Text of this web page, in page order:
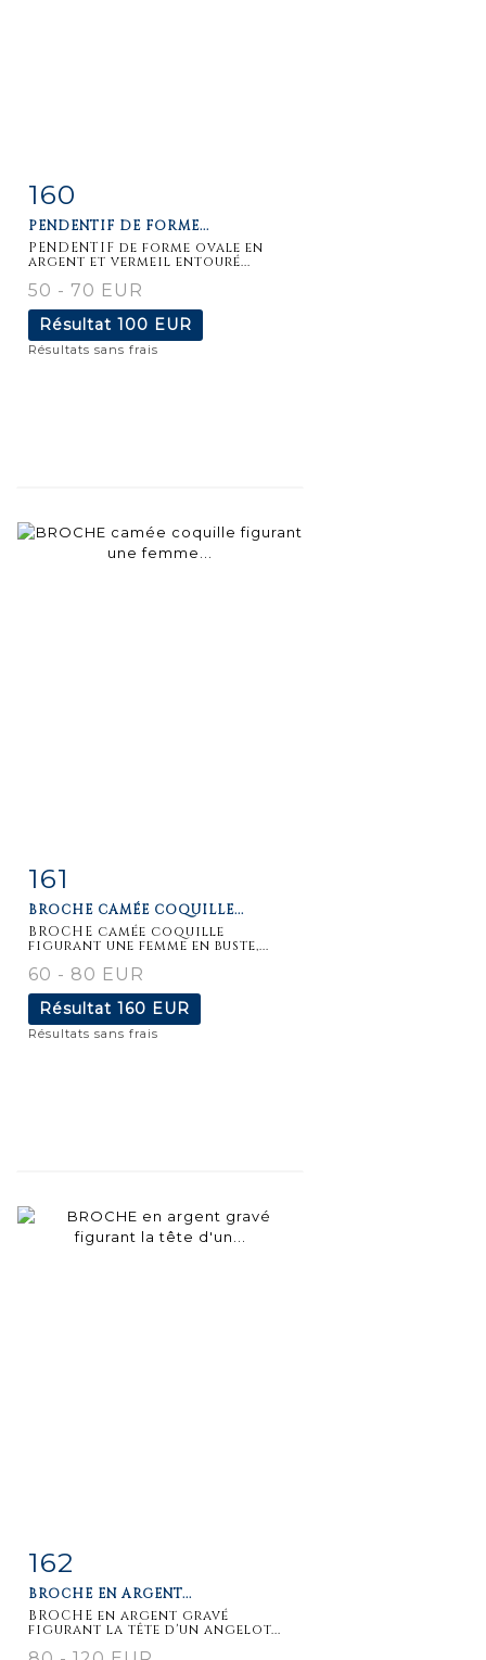
Fiche
détaillée
160
PENDENTIF DE FORME...
PENDENTIF de forme ovale en
argent et vermeil entouré...
50 - 70 EUR
Résultat 100 EUR
Résultats sans frais
161
BROCHE CAMÉE COQUILLE...
BROCHE camée coquille
figurant une femme en buste,...
60 - 80 EUR
Résultat 160 EUR
Résultats sans frais
162
BROCHE EN ARGENT...
BROCHE en argent gravé
figurant la tête d'un angelot...